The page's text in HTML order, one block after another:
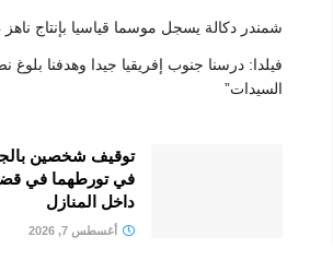
شمندر دكالة يسجل موسما قياسيا بإنتاج ناهز 544 ألف طن
فيلدا: درسنا جنوب إفريقيا جيدا وهدفنا بلوغ
السيدات”
توقيف شخصين
في تورطهما في
داخل المنازل
أغسطس 7, 2026